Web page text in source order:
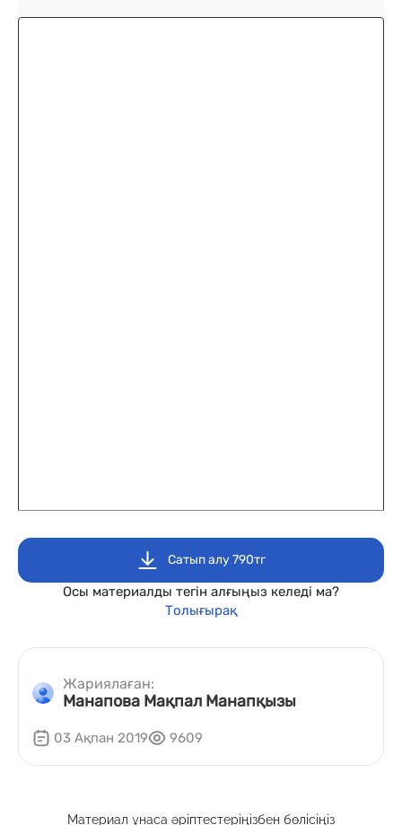
Сатып алу 790тг
Осы материалды тегін алғыңыз келеді ма?
Толығырақ
Жариялаған:
Манапова Мақпал Манапқызы
03 Ақпан 2019 9609
Материал ұнаса әріптестеріңізбен бөлісіңіз